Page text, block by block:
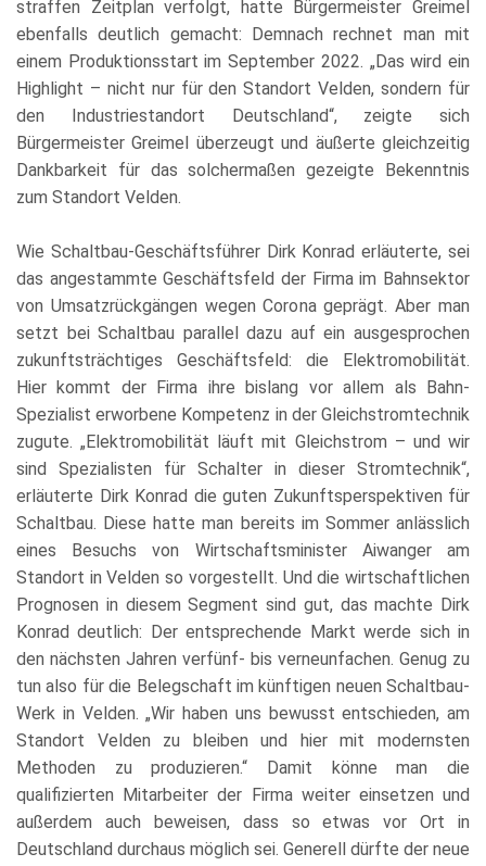
straffen Zeitplan verfolgt, hatte Bürgermeister Greimel
ebenfalls deutlich gemacht: Demnach rechnet man mit
einem Produktionsstart im September 2022. „Das wird ein
Highlight – nicht nur für den Standort Velden, sondern für
den Industriestandort Deutschland“, zeigte sich
Bürgermeister Greimel überzeugt und äußerte gleichzeitig
Dankbarkeit für das solchermaßen gezeigte Bekenntnis
zum Standort Velden.
Wie Schaltbau-Geschäftsführer Dirk Konrad erläuterte, sei
das angestammte Geschäftsfeld der Firma im Bahnsektor
von Umsatzrückgängen wegen Corona geprägt. Aber man
setzt bei Schaltbau parallel dazu auf ein ausgesprochen
zukunftsträchtiges Geschäftsfeld: die Elektromobilität.
Hier kommt der Firma ihre bislang vor allem als Bahn-
Spezialist erworbene Kompetenz in der Gleichstromtechnik
zugute. „Elektromobilität läuft mit Gleichstrom – und wir
sind Spezialisten für Schalter in dieser Stromtechnik“,
erläuterte Dirk Konrad die guten Zukunftsperspektiven für
Schaltbau. Diese hatte man bereits im Sommer anlässlich
eines Besuchs von Wirtschaftsminister Aiwanger am
Standort in Velden so vorgestellt. Und die wirtschaftlichen
Prognosen in diesem Segment sind gut, das machte Dirk
Konrad deutlich: Der entsprechende Markt werde sich in
den nächsten Jahren verfünf- bis verneunfachen. Genug zu
tun also für die Belegschaft im künftigen neuen Schaltbau-
Werk in Velden. „Wir haben uns bewusst entschieden, am
Standort Velden zu bleiben und hier mit modernsten
Methoden zu produzieren.“ Damit könne man die
qualifizierten Mitarbeiter der Firma weiter einsetzen und
außerdem auch beweisen, dass so etwas vor Ort in
Deutschland durchaus möglich sei. Generell dürfte der neue